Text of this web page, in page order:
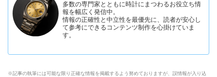
多数の専門家とともに時計にまつわるお役立ち情
報を幅広く発信中。
情報の正確性と中立性を最優先に、読者が安心し
て参考にできるコンテンツ制作を心掛けていま
す。
※記事の執筆には可能な限り正確な情報を掲載するよう努めておりますが、誤情報が入り込